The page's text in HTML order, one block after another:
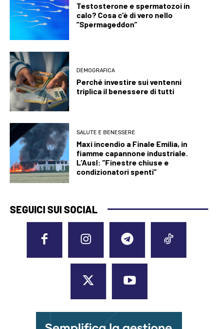
Testosterone e spermatozoi in
calo? Cosa c’è di vero nello
“Spermageddon”
DEMOGRAFICA
Perché investire sui ventenni
triplica il benessere di tutti
SALUTE E BENESSERE
Maxi incendio a Finale Emilia, in
fiamme capannone industriale.
L’Ausl: “Finestre chiuse e
condizionatori spenti”
SEGUICI SUI SOCIAL